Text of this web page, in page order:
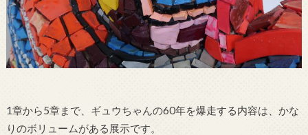
1章から5章まで、ギュウちゃんの60年を爆走する内容は、かな
りのボリュームがある展示です。